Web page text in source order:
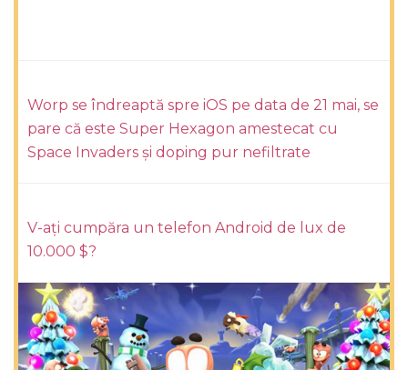
Worp se îndreaptă spre iOS pe data de 21 mai, se
pare că este Super Hexagon amestecat cu
Space Invaders și doping pur nefiltrate
V-ați cumpăra un telefon Android de lux de
10.000 $?